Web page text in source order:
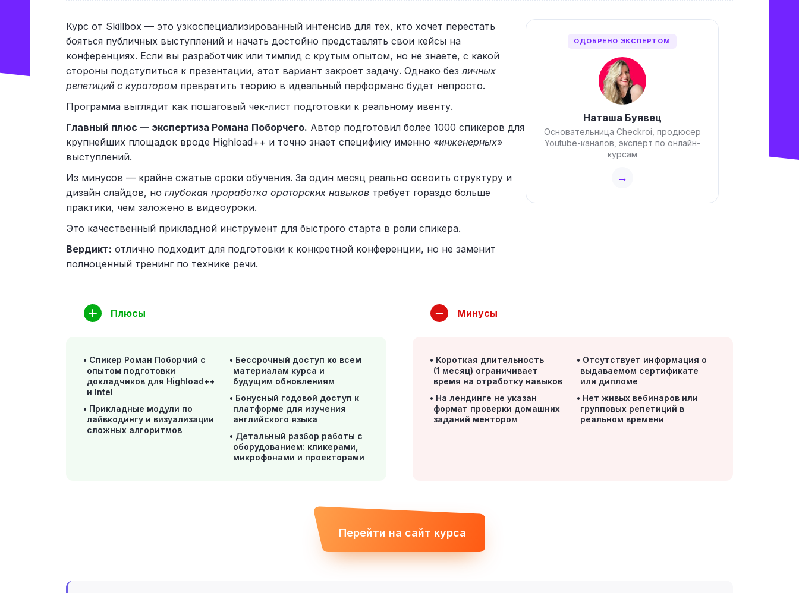
Курс от Skillbox — это узкоспециализированный интенсив для тех, кто хочет перестать
бояться публичных выступлений и начать достойно представлять свои кейсы на
конференциях. Если вы разработчик или тимлид с крутым опытом, но не знаете, с какой
стороны подступиться к презентации, этот вариант закроет задачу. Однако безличных
репетиций с куратором превратить теорию в идеальный перформанс будет непросто.
Программа выглядит как пошаговый чек-лист подготовки к реальному ивенту.
Главный плюс — экспертиза Романа Поборчего. Автор подготовил более 1000 спикеров для
крупнейших площадок вроде Highload++ и точно знает специфику именно «инженерных»
выступлений.
Из минусов — крайне сжатые сроки обучения. За один месяц реально освоить структуру и
дизайн слайдов, но глубокая проработка ораторских навыков требует гораздо больше
практики, чем заложено в видеоуроки.
Это качественный прикладной инструмент для быстрого старта в роли спикера.
Вердикт: отлично подходит для подготовки к конкретной конференции, но не заменит
полноценный тренинг по технике речи.
ОДОБРЕНО ЭКСПЕРТОМ
Наташа Буявец
Основательница Checkroi, продюсер
Youtube-каналов, эксперт по онлайн-
курсам
→
Плюсы
Спикер Роман Поборчий с
опытом подготовки
докладчиков для Highload++
и Intel
Прикладные модули по
лайвкодингу и визуализации
сложных алгоритмов
Бессрочный доступ ко всем
материалам курса и
будущим обновлениям
Бонусный годовой доступ к
платформе для изучения
английского языка
Детальный разбор работы с
оборудованием: кликерами,
микрофонами и проекторами
Минусы
Короткая длительность
(1 месяц) ограничивает
время на отработку навыков
На лендинге не указан
формат проверки домашних
заданий ментором
Отсутствует информация о
выдаваемом сертификате
или дипломе
Нет живых вебинаров или
групповых репетиций в
реальном времени
Перейти на сайт курса